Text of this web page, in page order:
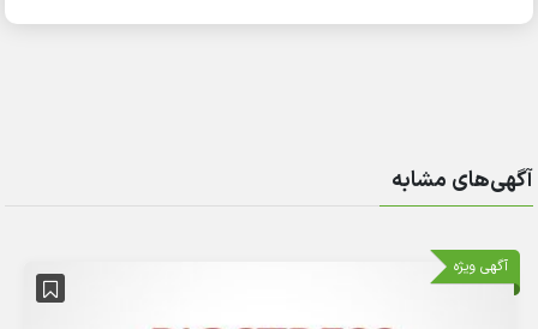
آگهی‌های مشابه
آگهی ویژه